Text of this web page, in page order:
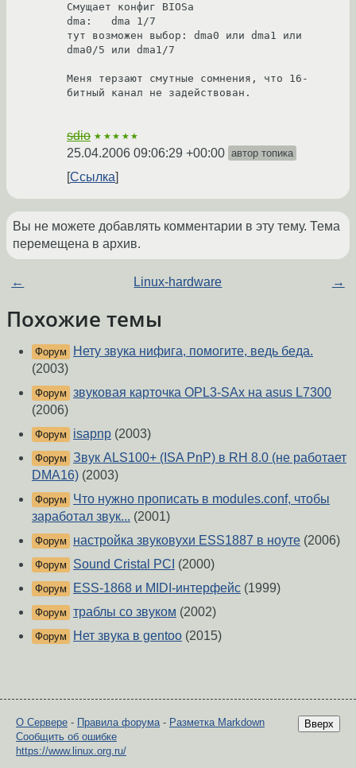
Смущает конфиг BIOSa
dma:   dma 1/7
тут возможен выбор: dma0 или dma1 или
dma0/5 или dma1/7
Меня терзают смутные сомнения, что 16-
битный канал не задействован.
sdio ★★★★★
25.04.2006 09:06:29 +00:00 автор топика
Ссылка
Вы не можете добавлять комментарии в эту тему. Тема
перемещена в архив.
← Linux-hardware →
Похожие темы
Форум
Нету звука нифига, помогите, ведь беда.
(2003)
Форум звуковая карточка OPL3-SAx на asus L7300
(2006)
Форум isapnp (2003)
Форум Звук ALS100+ (ISA PnP) в RH 8.0 (не работает
DMA16) (2003)
Форум
Что нужно прописать в modules.conf, чтобы
заработал звук... (2001)
Форум настройка звуковухи ESS1887 в ноуте (2006)
Форум Sound Cristal PCI (2000)
Форум ESS-1868 и MIDI-интерфейс (1999)
Форум траблы со звуком (2002)
Форум Нет звука в gentoo (2015)
Вверх
О Сервере - Правила форума- Разметка Markdown
Сообщить об ошибке
https://www.linux.org.ru/